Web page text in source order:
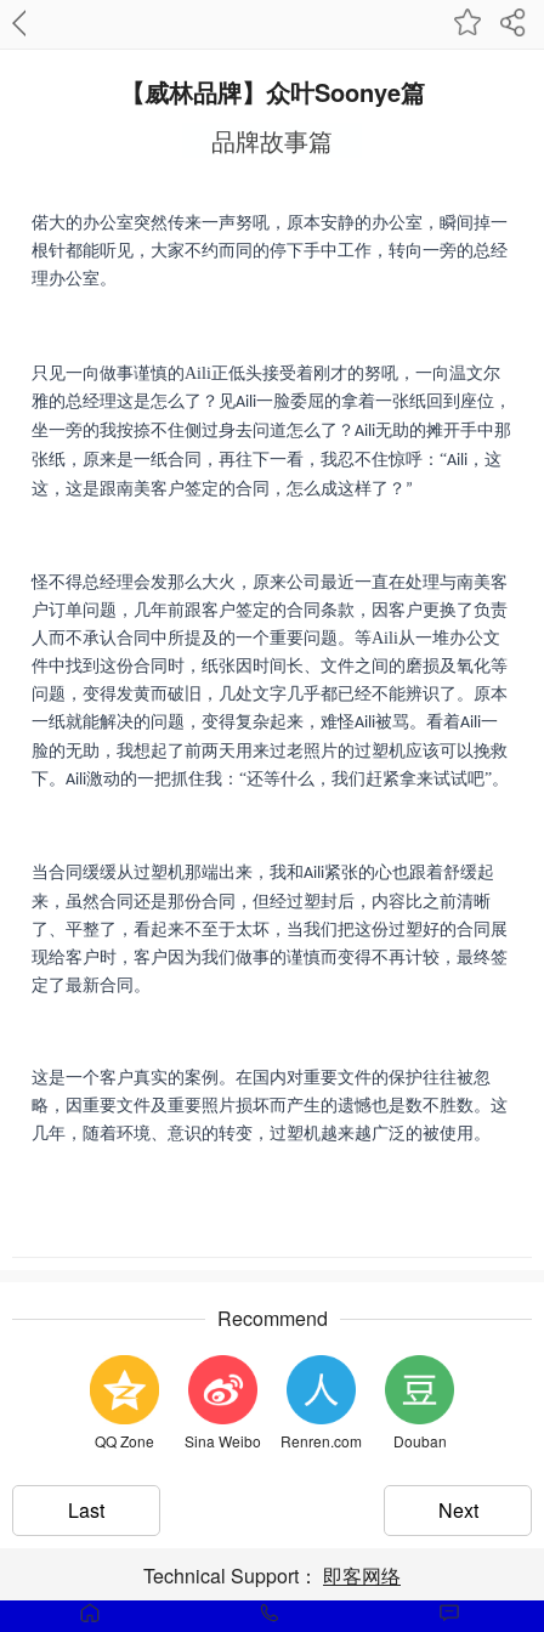
【威林品牌】众叶Soonye篇
品牌故事篇
偌大的办公室突然传来一声努吼，原本安静的办公室，瞬间掉一
根针都能听见，大家不约而同的停下手中工作，转向一旁的总经
理办公室。
只见一向做事谨慎的Aili正低头接受着刚才的努吼，一向温文尔
雅的总经理这是怎么了？见Aili一脸委屈的拿着一张纸回到座位，
坐一旁的我按捺不住侧过身去问道怎么了？ Aili无助的摊开手中那
张纸，原来是一纸合同，再往下一看，我忍不住惊呼：“Aili ，这
这，这是跟南美客户签定的合同，怎么成这样了？ ”
怪不得总经理会发那么大火，原来公司最近一直在处理与南美客
户订单问题，几年前跟客户签定的合同条款，因客户更换了负责
人而不承认合同中所提及的一个重要问题。 等Aili从一堆办公文
件中找到这份合同时，纸张因时间长、文件之间的磨损及氧化等
问题，变得发黄而破旧，几处文字几乎都已经不能辨识了。原本
一纸就能解决的问题，变得复杂起来，难怪Aili被骂。 看着Aili一
脸的无助，我想起了前两天用来过老照片的过塑机应该可以挽救
下。 Aili激动的一把抓住我：“还等什么，我们赶紧拿来试试吧”。
当合同缓缓从过塑机那端出来，我和Aili紧张的心也跟着舒缓起
来，虽然合同还是那份合同，但经过塑封后，内容比之前清晰
了、平整了，看起来不至于太坏，当我们把这份过塑好的合同展
现给客户时，客户因为我们做事的谨慎而变得不再计较，最终签
定了最新合同。
这是一个客户真实的案例。 在国内对重要文件的保护往往被忽
略，因重要文件及重要照片损坏而产生的遗憾也是数不胜数。 这
几年，随着环境、意识的转变，过塑机越来越广泛的被使用。
Recommend
QQ Zone Sina Weibo Renren.com Douban
Last Next
Technical Support： 即客网络